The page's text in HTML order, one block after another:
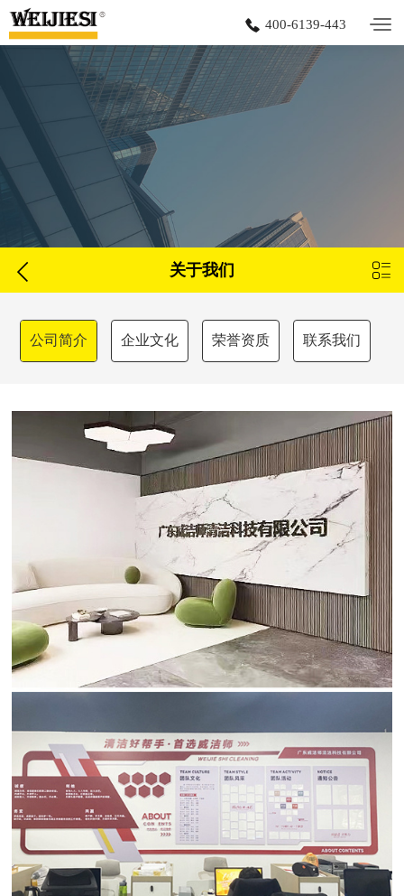
400-6139-443
 关于我们 
公司简介 企业文化 荣誉资质 联系我们